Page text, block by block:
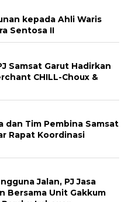
kepada Ahli Waris
Sentosa II
Samsat Garut Hadirkan
CHILL-Choux &
dan Tim Pembina Samsat
Rapat Koordinasi
Jalan, PJ Jasa
Bersama Unit Gakkum